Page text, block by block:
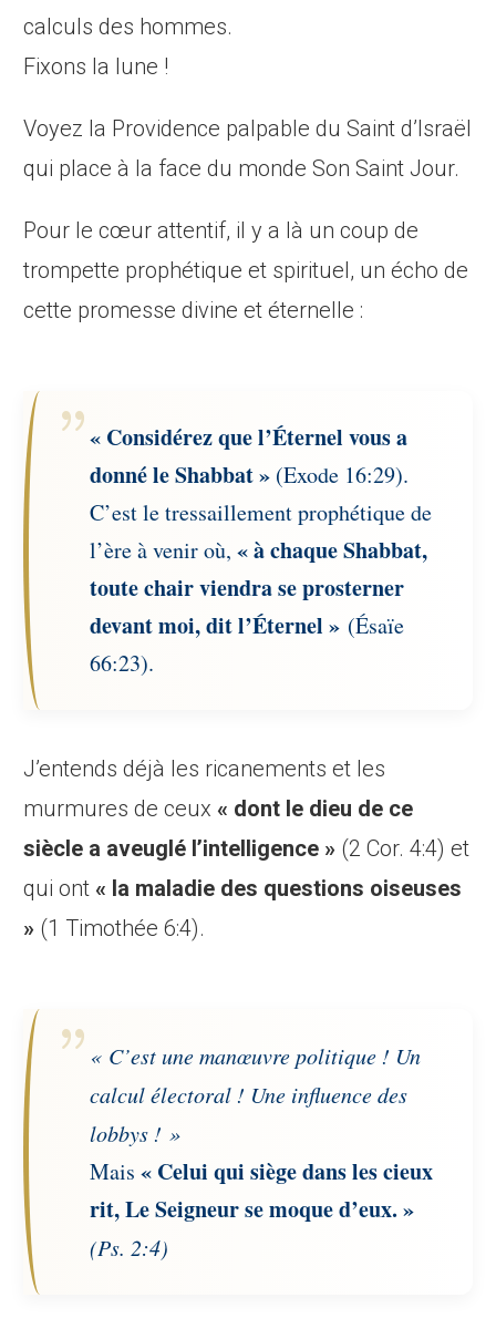
calculs des hommes.
Fixons la lune !
Voyez la Providence palpable du Saint d’Israël
qui place à la face du monde Son Saint Jour.
Pour le cœur attentif, il y a là un coup de
trompette prophétique et spirituel, un écho de
cette promesse divine et éternelle :
« Considérez que l’Éternel vous a
donné le Shabbat » (Exode 16:29).
C’est le tressaillement prophétique de
l’ère à venir où,« à chaque Shabbat,
toute chair viendra se prosterner
devant moi, dit l’Éternel » (Ésaïe
66:23).
J’entends déjà les ricanements et les
murmures de ceux« dont le dieu de ce
siècle a aveuglé l’intelligence » (2 Cor. 4:4) et
qui ont« la maladie des questions oiseuses
» (1 Timothée 6:4).
« C’est une manœuvre politique ! Un
calcul électoral ! Une influence des
lobbys ! »
Mais« Celui qui siège dans les cieux
rit, Le Seigneur se moque d’eux. »
(Ps. 2:4)